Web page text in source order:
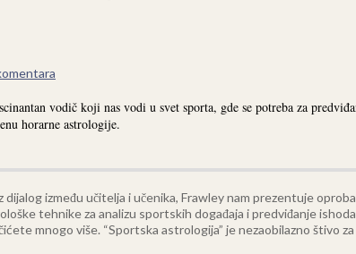
vodič koji nas vodi u svet sporta, gde se potreba za
horarne astrologije.
dijalog između učitelja i učenika, Frawley nam prezentuje
tehnike za analizu sportskih događaja i predviđanje
mnogo više. “Sportska astrologija” je nezaobilazno štivo